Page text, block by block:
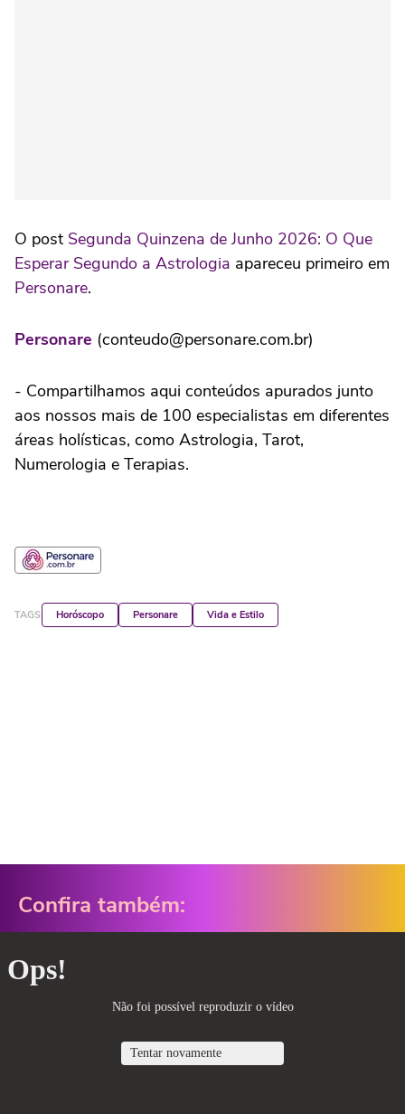
O post Segunda Quinzena de Junho 2026: O Que
Esperar Segundo a Astrologia apareceu primeiro em
Personare.
Personare (conteudo@personare.com.br)
- Compartilhamos aqui conteúdos apurados junto
aos nossos mais de 100 especialistas em diferentes
áreas holísticas, como Astrologia, Tarot,
Numerologia e Terapias.
TAGS Horóscopo Personare Vida e Estilo
Confira também: